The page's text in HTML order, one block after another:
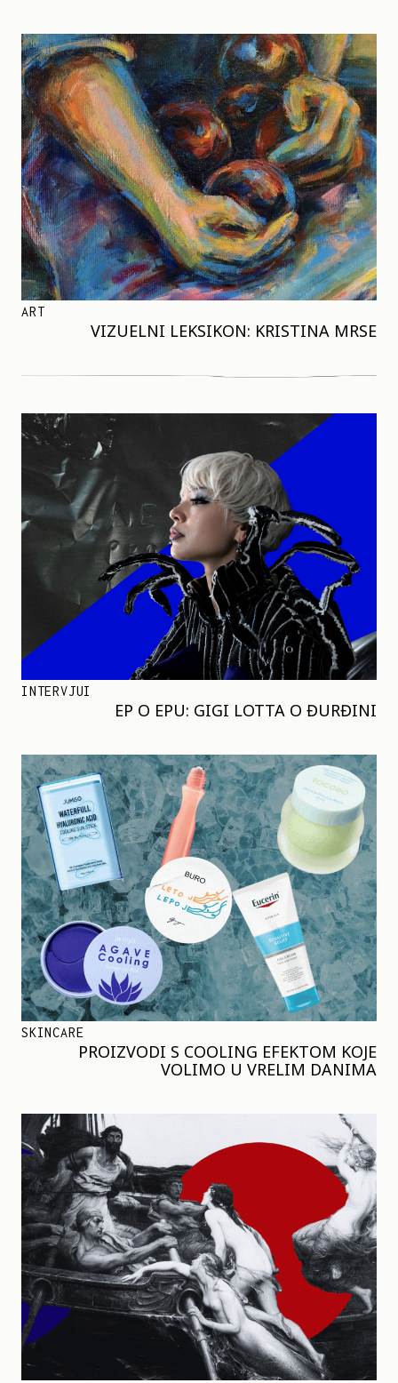
ART
VIZUELNI LEKSIKON: KRISTINA MRSE
INTERVJUI
EP O EPU: GIGI LOTTA O ĐURĐINI
SKINCARE
PROIZVODI S COOLING EFEKTOM KOJE
VOLIMO U VRELIM DANIMA